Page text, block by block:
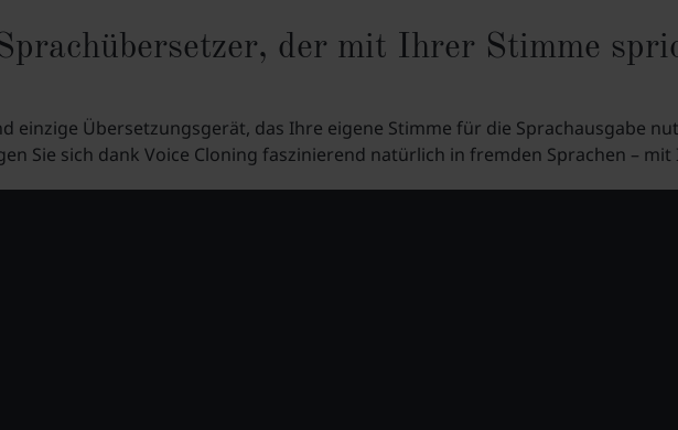
der mit Ihrer Stimme
einzige Übersetzungsgerät, das Ihre eigene Stimme für die Sprachausgabe
Sie sich dank Voice Cloning faszinierend natürlich in fremden Sprachen –